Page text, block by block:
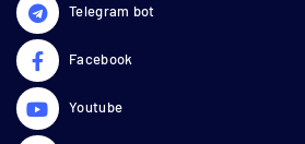
Telegram bot
Facebook
Youtube